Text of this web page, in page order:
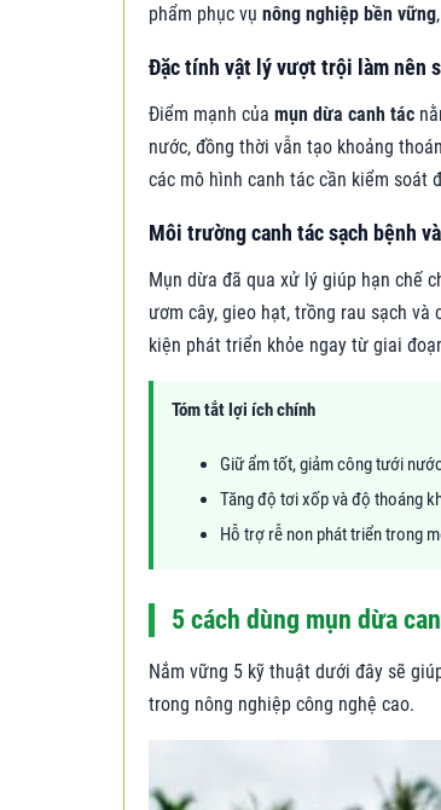
phẩm phục vụ nông nghiệp bền vững
Đặc tính vật lý vượt trội làm nên
Điểm mạnh của mụn dừa canh tác
nước, đồng thời vẫn tạo khoảng
các mô hình canh tác cần kiểm soát
Môi trường canh tác sạch bệnh
Mụn dừa đã qua xử lý giúp hạn chế
ươm cây, gieo hạt, trồng rau sạch
kiện phát triển khỏe ngay từ giai
Tóm tắt lợi ích chính
Giữ ẩm tốt, giảm công tưới
Tăng độ tơi xốp và độ thoáng
Hỗ trợ rễ non phát triển trong
5 cách dùng mụn dừa
Nắm vững 5 kỹ thuật dưới đây sẽ
trong nông nghiệp công nghệ cao.